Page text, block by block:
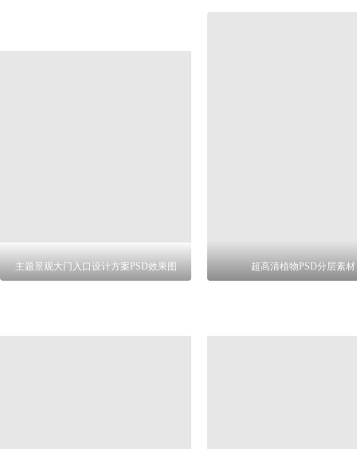
主题景观大门入口设计方案PSD效果图 超高清植物PSD分层素材